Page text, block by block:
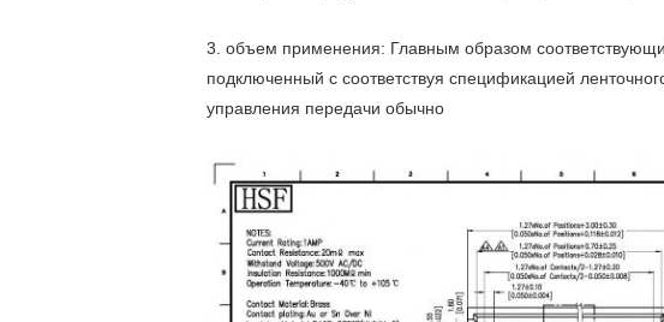
3. объем применения: Главным образом
подключенный с соответствуя спецификацией
управления передачи обычно